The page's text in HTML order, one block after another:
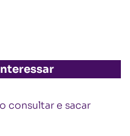
consultar e sacar